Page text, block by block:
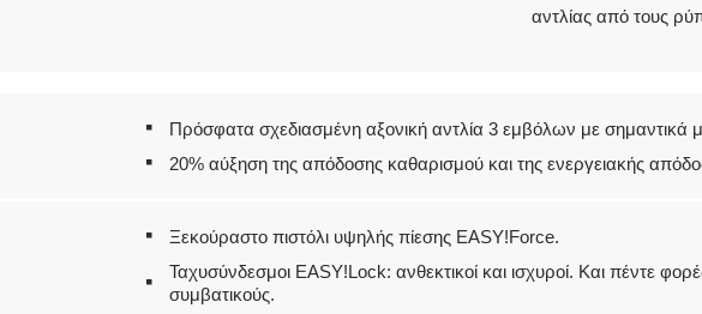
αντλίας από τους
Πρόσφατα σχεδιασμένη αξονική αντλία 3 εμβόλων με σημαντικά
20% αύξηση της απόδοσης καθαρισμού και της ενεργειακής
Ξεκούραστο πιστόλι υψηλής πίεσης EASY!Force.
Ταχυσύνδεσμοι EASY!Lock: ανθεκτικοί και ισχυροί. Και πέντε
συμβατικούς.